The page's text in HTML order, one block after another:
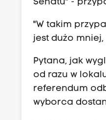
Senatu" -
"W takim
jest dużo
Pytana, jak
od razu w
referendum
wyborca